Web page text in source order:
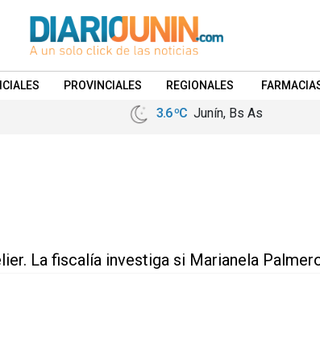
PROVINCIALES REGIONALES
3.6 ºC Junín, Bs As
La fiscalía investiga si Marianela